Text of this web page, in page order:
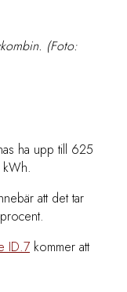
(Foto:
ha upp till 625
att det tar
ID.7 kommer att